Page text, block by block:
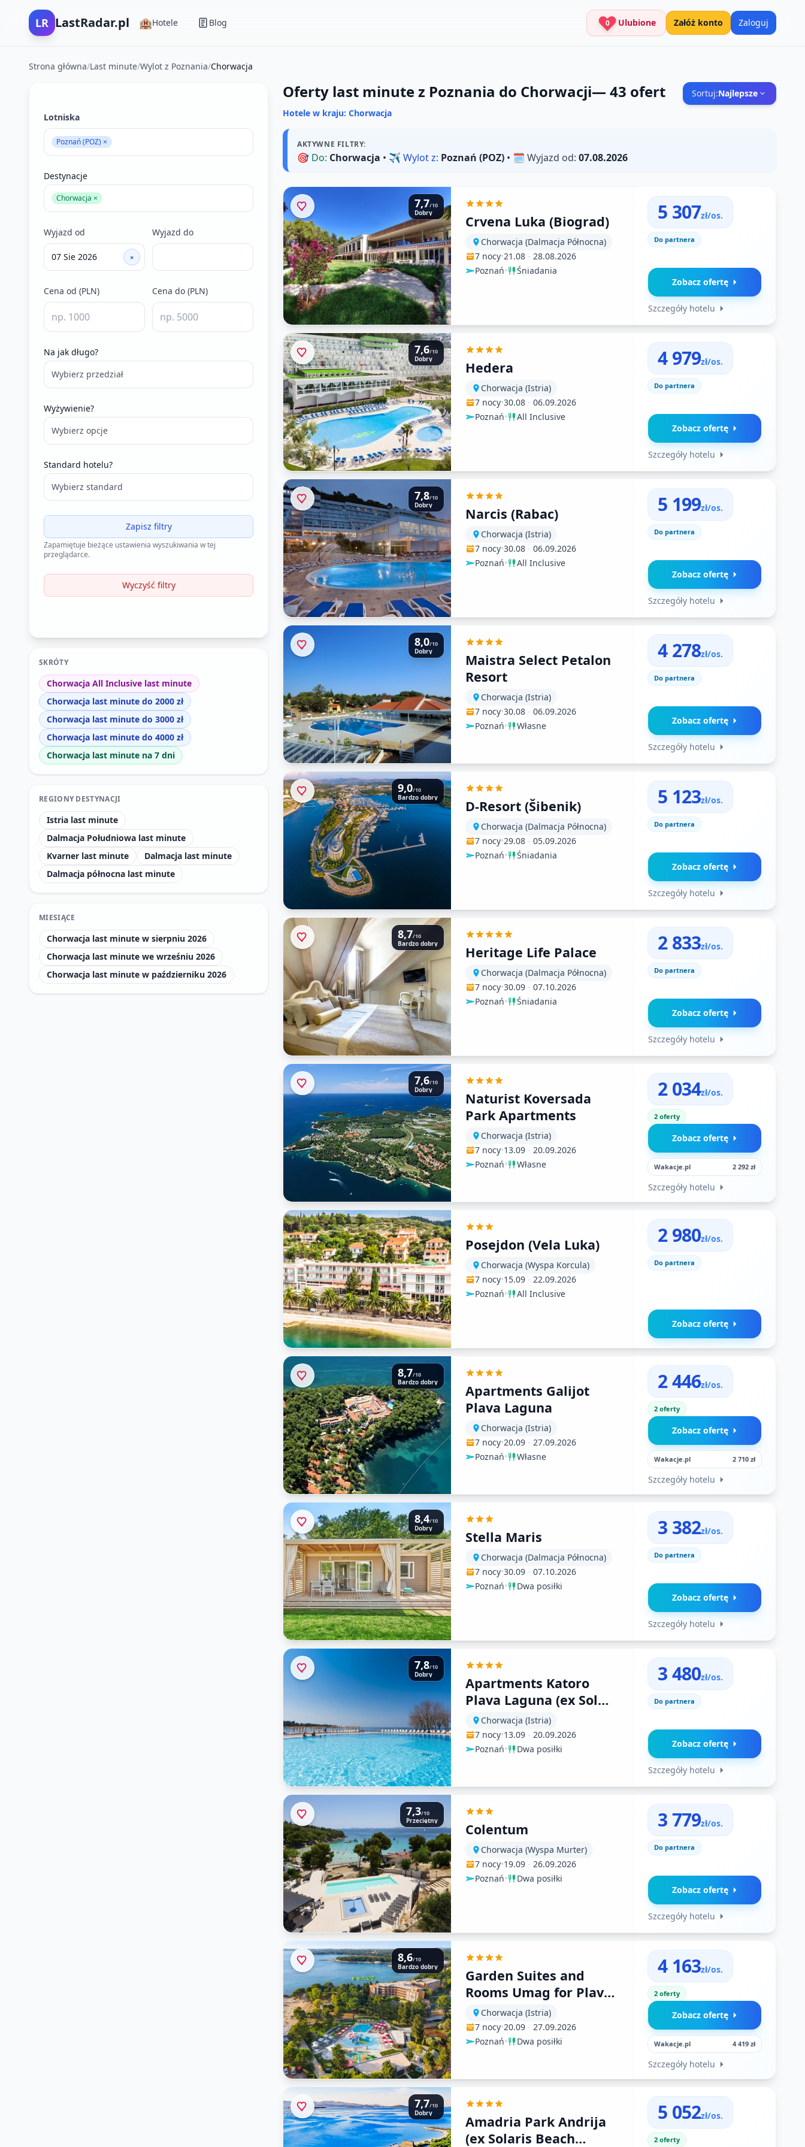
LR LastRadar.pl 🏨Hotele Blog 0 Ulubione Załóż konto Zaloguj
Strona główna/Last minute/Wylot z Poznania/Chorwacja
Lotniska
Poznań (POZ) ×
Destynacje
Chorwacja ×
Wyjazd od
×
Wyjazd do
Cena od (PLN) Cena do (PLN)
Na jak długo?
Wybierz przedział
Wyżywienie?
Wybierz opcje
Standard hotelu?
Wybierz standard
Zapisz filtry
Zapamiętuje bieżące ustawienia wyszukiwania w tej
przeglądarce.
Wyczyść filtry
SKRÓTY
Chorwacja All Inclusive last minute
Chorwacja last minute do 2000 zł
Chorwacja last minute do 3000 zł
Chorwacja last minute do 4000 zł
Chorwacja last minute na 7 dni
REGIONY DESTYNACJI
Istria last minute
Dalmacja Południowa last minute
Kvarner last minute
Dalmacja last minute
Dalmacja północna last minute
MIESIĄCE
Chorwacja last minute w sierpniu 2026
Chorwacja last minute we wrześniu 2026
Chorwacja last minute w październiku 2026
Oferty last minute z Poznania do Chorwacji— 43 ofert Sortuj:Najlepsze
Hotele w kraju: Chorwacja
AKTYWNE FILTRY:
🎯 Do: Chorwacja • ✈️ Wylot z: Poznań (POZ) • 🗓️ Wyjazd od: 07.08.2026
7,7/10
Dobry Crvena Luka (Biograd)
Chorwacja (Dalmacja Północna)
7 nocy•21.08 - 28.08.2026
Poznań• Śniadania
5 307zł/os.
Do partnera
Zobacz ofertę
Szczegóły hotelu
7,6/10
Dobry Hedera
Chorwacja (Istria)
7 nocy•30.08 - 06.09.2026
Poznań• All Inclusive
4 979zł/os.
Do partnera
Zobacz ofertę
Szczegóły hotelu
7,8/10
Dobry Narcis (Rabac)
Chorwacja (Istria)
7 nocy•30.08 - 06.09.2026
Poznań• All Inclusive
5 199zł/os.
Do partnera
Zobacz ofertę
Szczegóły hotelu
8,0/10
Dobry
Maistra Select Petalon
Resort
Chorwacja (Istria)
7 nocy•30.08 - 06.09.2026
Poznań• Własne
4 278zł/os.
Do partnera
Zobacz ofertę
Szczegóły hotelu
9,0/10
Bardzo dobry D-Resort (Šibenik)
Chorwacja (Dalmacja Północna)
7 nocy•29.08 - 05.09.2026
Poznań• Śniadania
5 123zł/os.
Do partnera
Zobacz ofertę
Szczegóły hotelu
8,7/10
Bardzo dobry Heritage Life Palace
Chorwacja (Dalmacja Północna)
7 nocy•30.09 - 07.10.2026
Poznań• Śniadania
2 833zł/os.
Do partnera
Zobacz ofertę
Szczegóły hotelu
7,6/10
Dobry
Naturist Koversada
Park Apartments
Chorwacja (Istria)
7 nocy•13.09 - 20.09.2026
Poznań• Własne
2 034zł/os.
2 oferty
Zobacz ofertę
Wakacje.pl 2 292 zł
Szczegóły hotelu
Posejdon (Vela Luka)
Chorwacja (Wyspa Korcula)
7 nocy•15.09 - 22.09.2026
Poznań• All Inclusive
2 980zł/os.
Do partnera
Zobacz ofertę
8,7/10
Bardzo dobry
Apartments Galijot
Plava Laguna
Chorwacja (Istria)
7 nocy•20.09 - 27.09.2026
Poznań• Własne
2 446zł/os.
2 oferty
Zobacz ofertę
Wakacje.pl 2 710 zł
Szczegóły hotelu
8,4/10
Dobry Stella Maris
Chorwacja (Dalmacja Północna)
7 nocy•30.09 - 07.10.2026
Poznań• Dwa posiłki
3 382zł/os.
Do partnera
Zobacz ofertę
Szczegóły hotelu
7,8/10
Dobry
Apartments Katoro
Plava Laguna (ex Sol
Katoro)
Chorwacja (Istria)
7 nocy•13.09 - 20.09.2026
Poznań• Dwa posiłki
3 480zł/os.
Do partnera
Zobacz ofertę
Szczegóły hotelu
7,3/10
Przeciętny Colentum
Chorwacja (Wyspa Murter)
7 nocy•19.09 - 26.09.2026
Poznań• Dwa posiłki
3 779zł/os.
Do partnera
Zobacz ofertę
Szczegóły hotelu
8,6/10
Bardzo dobry
Garden Suites and
Rooms Umag for Plava
Laguna
Chorwacja (Istria)
7 nocy•20.09 - 27.09.2026
Poznań• Dwa posiłki
4 163zł/os.
2 oferty
Zobacz ofertę
Wakacje.pl 4 419 zł
Szczegóły hotelu
7,7/10
Dobry
Amadria Park Andrija
(ex Solaris Beach
5 052zł/os.
2 oferty